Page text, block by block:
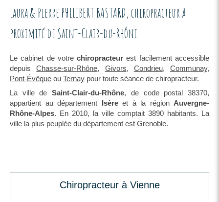
Laura & Pierre PHILIBERT BASTARD, chiropracteur à
proximité de Saint-Clair-du-Rhône
Le cabinet de votrechiropracteur est facilement accessible
depuisChasse-sur-Rhône, Givors, Condrieu, Communay,
Pont-Évêque ou Ternay pour toute séance de chiropracteur.
La ville deSaint-Clair-du-Rhône, de code postal 38370,
appartient au département Isèreet à la région Auvergne-
Rhône-Alpes. En 2010, la ville comptait 3890 habitants. La
ville la plus peuplée du département est Grenoble.
Chiropracteur à Vienne